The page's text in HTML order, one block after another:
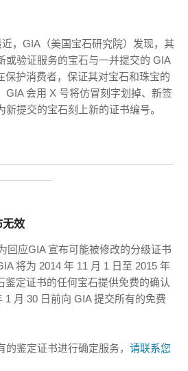
，GIA（美国宝石研究院）发现，其
或验证服务的宝石与一并提交的 GIA
保护消费者，保证其对宝石和珠宝的
GIA 会用 X 号将仿冒刻字划掉、新签
新提交的宝石刻上新的证书编号。
效
回应GIA 宣布可能被修改的分级证书
将为 2014 年 11 月 1 日至 2015 年
鉴定证书的任何宝石提供免费的确认
1 月 30 日前向 GIA 提交所有的免费
鉴定证书进行确定服务， 请联系您